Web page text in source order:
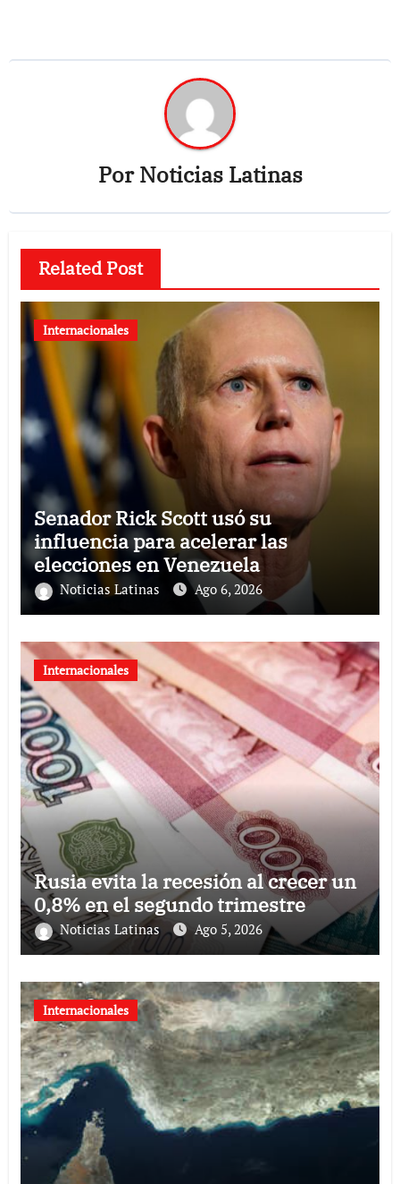
PorNoticias Latinas
Related Post
Internacionales
Senador Rick Scott usó su
influencia para acelerar las
elecciones en Venezuela
Noticias Latinas Ago 6, 2026
Internacionales
Rusia evita la recesión al crecer un
0,8% en el segundo trimestre
Noticias Latinas Ago 5, 2026
Internacionales